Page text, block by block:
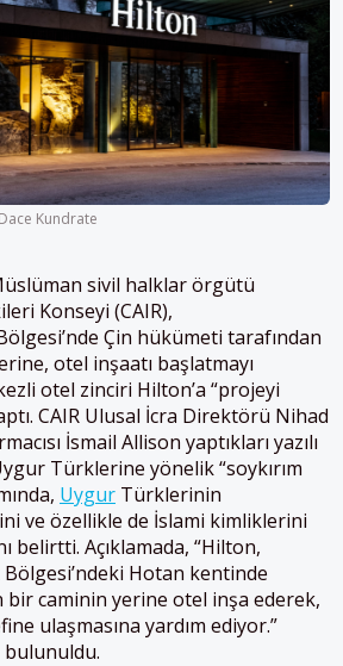
Kundrate
sivil halklar örgütü
Konseyi (CAIR),
Çin hükümeti tarafından
otel inşaatı başlatmayı
otel zinciri Hilton’a “projeyi
CAIR Ulusal İcra Direktörü Nihad
İsmail Allison yaptıkları yazılı
Türklerine yönelik “soykırım
Uygur Türklerinin
ve özellikle de İslami kimliklerini
belirtti. Açıklamada, “Hilton,
Hotan kentinde
bir caminin yerine otel inşa ederek,
ulaşmasına yardım ediyor.”